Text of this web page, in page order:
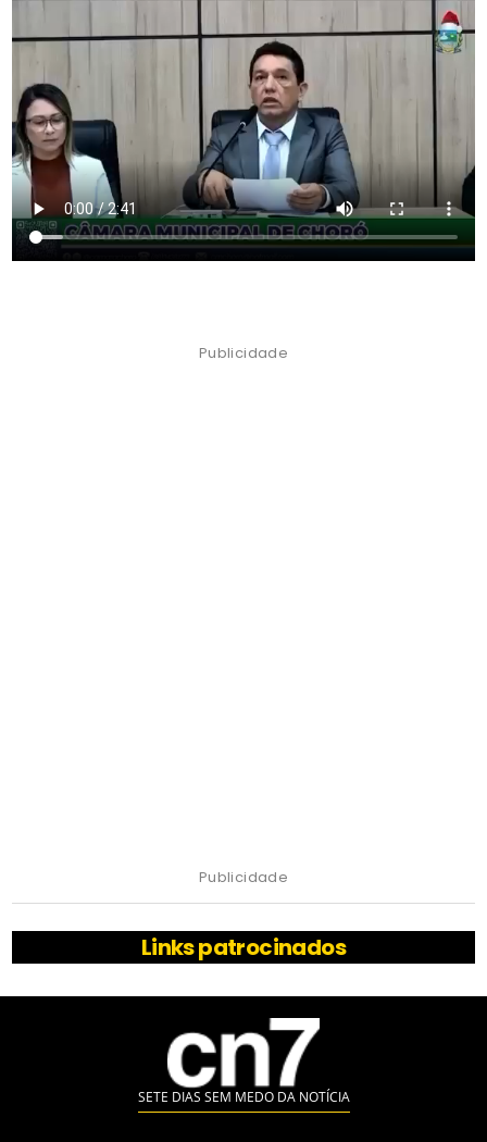
Publicidade
Publicidade
Links patrocinados
SETE DIAS SEM MEDO DA NOTÍCIA